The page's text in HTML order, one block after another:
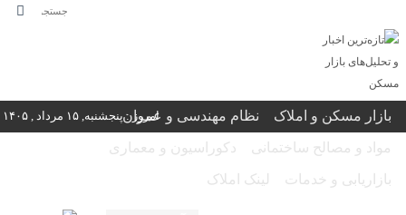
بازار مسکن و املاک نظام مهندسی و عمران
مواد و مصالح ساختمانی دکوراسیون و معماری
بازاریابی و خدمات لینک املاک
امروز : پنجشنبه, ۱۵ مرداد , ۱۴۰۵